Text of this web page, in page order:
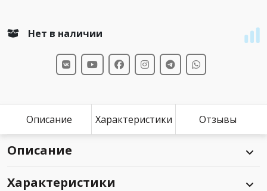
Нет в наличии
Описание Характеристики Отзывы
Описание
Характеристики